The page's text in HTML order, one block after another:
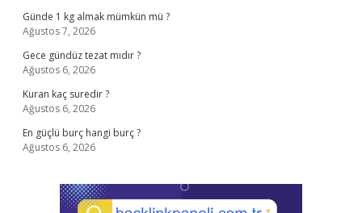
Günde 1 kg almak mümkün mü ?
Ağustos 7, 2026
Gece gündüz tezat mıdır ?
Ağustos 6, 2026
Kuran kaç suredir ?
Ağustos 6, 2026
En güçlü burç hangi burç ?
Ağustos 6, 2026